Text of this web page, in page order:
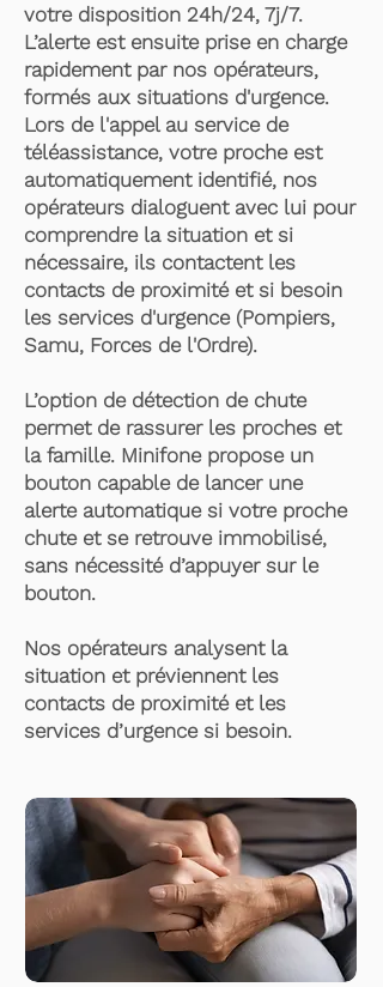
votre disposition 24h/24, 7j/7.
L’alerte est ensuite prise en charge
rapidement par nos opérateurs,
formés aux situations d'urgence.
Lors de l'appel au service de
téléassistance, votre proche est
automatiquement identifié, nos
opérateurs dialoguent avec lui pour
comprendre la situation et si
nécessaire, ils contactent les
contacts de proximité et si besoin
les services d'urgence (Pompiers,
Samu, Forces de l'Ordre).
L’option de détection de chute
permet de rassurer les proches et
la famille. Minifone propose un
bouton capable de lancer une
alerte automatique si votre proche
chute et se retrouve immobilisé,
sans nécessité d’appuyer sur le
bouton.
Nos opérateurs analysent la
situation et préviennent les
contacts de proximité et les
services d’urgence si besoin.